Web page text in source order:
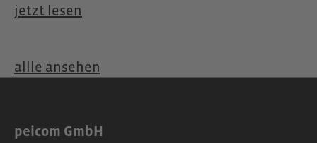
jetzt lesen
allle ansehen
peicom GmbH